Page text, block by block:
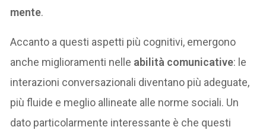
mente.
Accanto a questi aspetti più cognitivi, emergono
anche miglioramenti nelle abilità comunicative: le
interazioni conversazionali diventano più adeguate,
più fluide e meglio allineate alle norme sociali. Un
dato particolarmente interessante è che questi